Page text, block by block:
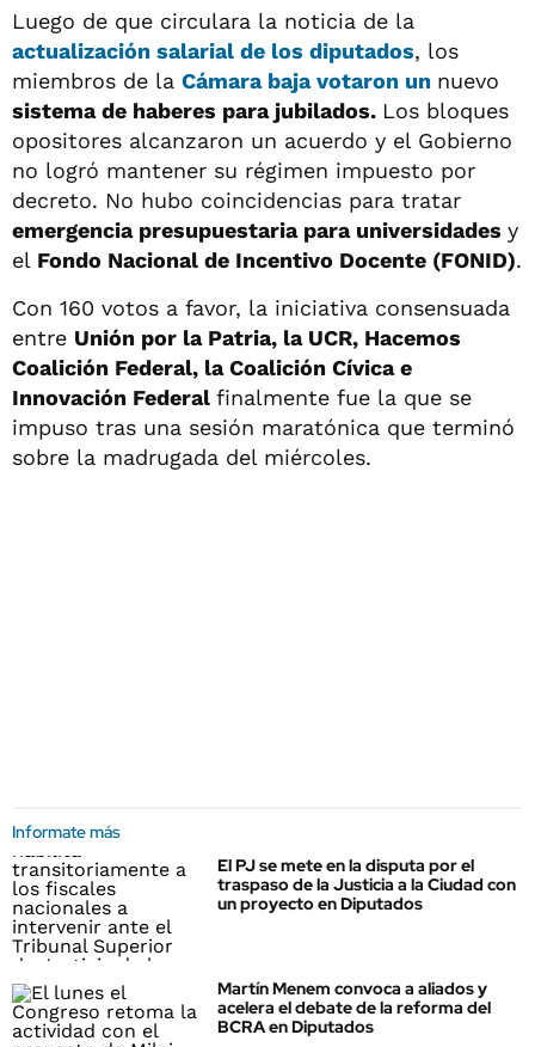
Luego de que circulara la noticia de la
actualización salarial de los diputados, los
miembros de la Cámara baja votaron un nuevo
sistema de haberes para jubilados. Los bloques
opositores alcanzaron un acuerdo y el Gobierno
no logró mantener su régimen impuesto por
decreto. No hubo coincidencias para tratar
emergencia presupuestaria para universidades y
el Fondo Nacional de Incentivo Docente (FONID).
Con 160 votos a favor, la iniciativa consensuada
entre Unión por la Patria, la UCR, Hacemos
Coalición Federal, la Coalición Cívica e
Innovación Federal finalmente fue la que se
impuso tras una sesión maratónica que terminó
sobre la madrugada del miércoles.
Informate más
El PJ se mete en la disputa por el
traspaso de la Justicia a la Ciudad con
un proyecto en Diputados
Martín Menem convoca a aliados y
acelera el debate de la reforma del
BCRA en Diputados